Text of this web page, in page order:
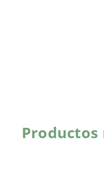
Productos